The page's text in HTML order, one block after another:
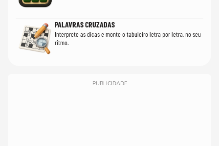
PALAVRAS CRUZADAS
Interprete as dicas e monte o tabuleiro letra por letra, no seu
ritmo.
PUBLICIDADE